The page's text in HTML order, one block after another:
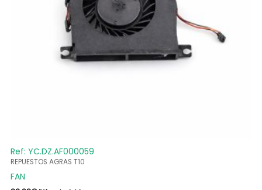
Ref: YC.DZ.AF000059
REPUESTOS AGRAS T10
FAN